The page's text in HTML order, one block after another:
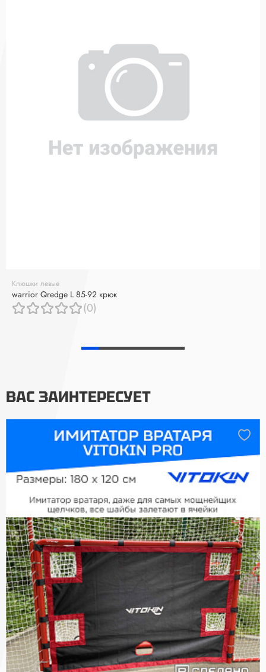
Клюшки левые
warrior Qredge L 85-92 крюк
(0)
ВАС ЗАИНТЕРЕСУЕТ